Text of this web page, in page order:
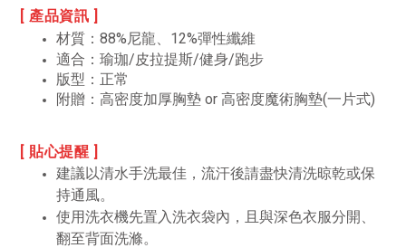
[ 產品資訊 ]
材質： 88%尼龍、12%彈性纖維
適合：瑜珈/皮拉提斯/健身/跑步
版型：正常
附贈：高密度加厚胸墊 or 高密度魔術胸墊(一片式)
[ 貼心提醒 ]
建議以清水手洗最佳，流汗後請盡快清洗晾乾或保
持通風。
使用洗衣機先置入洗衣袋內，且與深色衣服分開、
翻至背面洗滌。